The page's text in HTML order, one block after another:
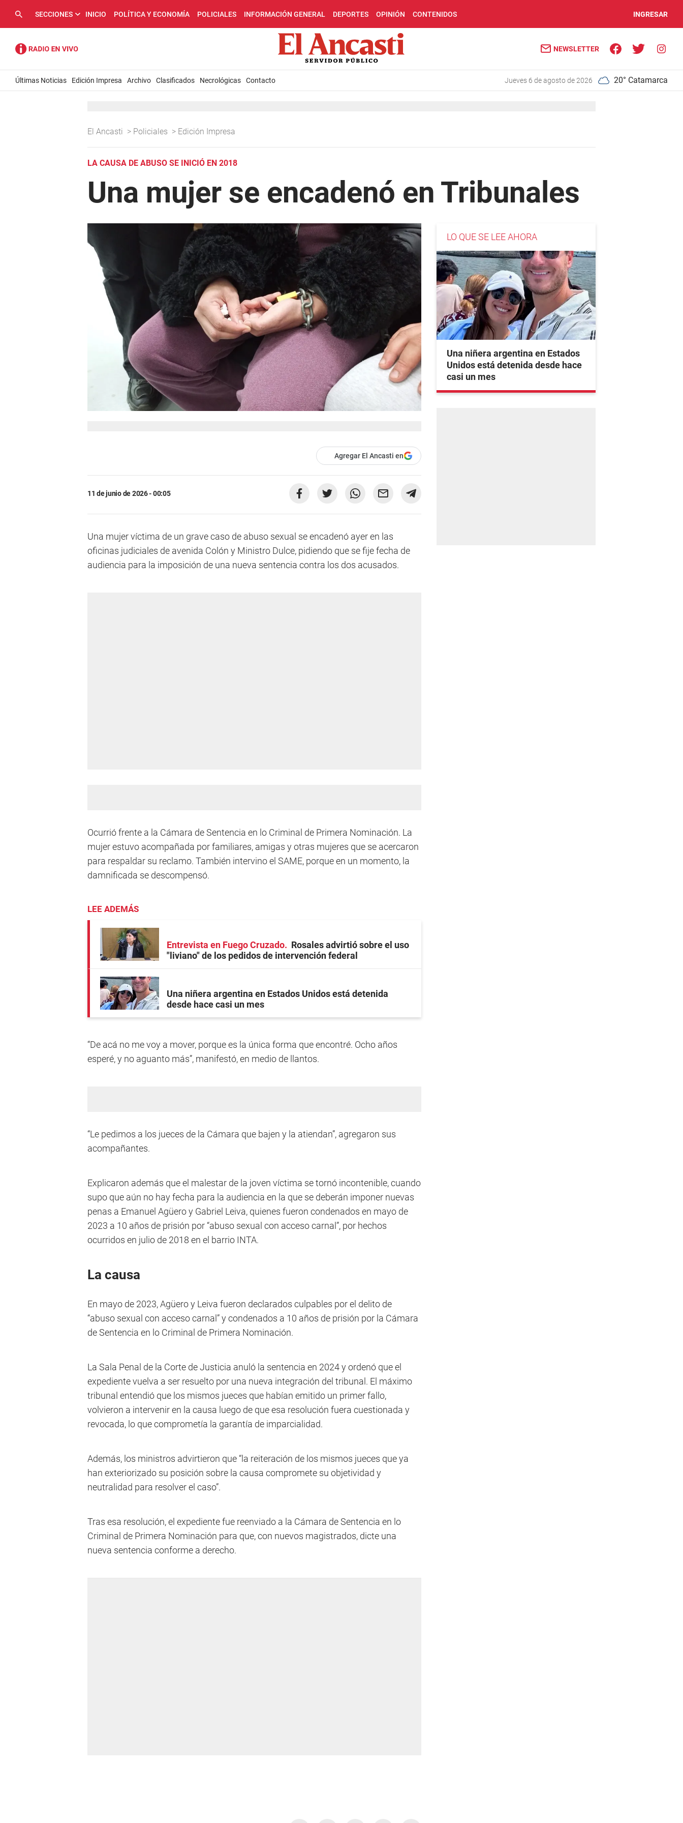
SECCIONES INICIO POLÍTICA Y ECONOMÍA POLICIALES INFORMACIÓN GENERAL DEPORTES OPINIÓN CONTENIDOS INGRESAR
NEWSLETTER
Últimas Noticias Edición Impresa Archivo Clasificados Necrológicas Contacto jueves 6 de agosto de 2026 20° Catamarca
El Ancasti > Policiales > Edición Impresa
LA CAUSA DE ABUSO SE INICIÓ EN 2018
Una mujer se encadenó en Tribunales
Agregar El Ancasti en
11 de junio de 2026 - 00:05
Una mujer víctima de un grave caso de abuso sexual se encadenó ayer en las
oficinas judiciales de avenida Colón y Ministro Dulce, pidiendo que se fije fecha de
audiencia para la imposición de una nueva sentencia contra los dos acusados.
Ocurrió frente a la Cámara de Sentencia en lo Criminal de Primera Nominación. La
mujer estuvo acompañada por familiares, amigas y otras mujeres que se acercaron
para respaldar su reclamo. También intervino el SAME, porque en un momento, la
damnificada se descompensó.
LEE ADEMÁS
Entrevista en Fuego Cruzado
Rosales advirtió sobre el uso
"liviano" de los pedidos de intervención federal
Una niñera argentina en Estados Unidos está detenida
desde hace casi un mes
“De acá no me voy a mover, porque es la única forma que encontré. Ocho años
esperé, y no aguanto más”, manifestó, en medio de llantos.
“Le pedimos a los jueces de la Cámara que bajen y la atiendan”, agregaron sus
acompañantes.
Explicaron además que el malestar de la joven víctima se tornó incontenible, cuando
supo que aún no hay fecha para la audiencia en la que se deberán imponer nuevas
penas a Emanuel Agüero y Gabriel Leiva, quienes fueron condenados en mayo de
2023 a 10 años de prisión por “abuso sexual con acceso carnal”, por hechos
ocurridos en julio de 2018 en el barrio INTA.
La causa
En mayo de 2023, Agüero y Leiva fueron declarados culpables por el delito de
“abuso sexual con acceso carnal” y condenados a 10 años de prisión por la Cámara
de Sentencia en lo Criminal de Primera Nominación.
La Sala Penal de la Corte de Justicia anuló la sentencia en 2024 y ordenó que el
expediente vuelva a ser resuelto por una nueva integración del tribunal. El máximo
tribunal entendió que los mismos jueces que habían emitido un primer fallo,
volvieron a intervenir en la causa luego de que esa resolución fuera cuestionada y
revocada, lo que comprometía la garantía de imparcialidad.
Además, los ministros advirtieron que “la reiteración de los mismos jueces que ya
han exteriorizado su posición sobre la causa compromete su objetividad y
neutralidad para resolver el caso”.
Tras esa resolución, el expediente fue reenviado a la Cámara de Sentencia en lo
Criminal de Primera Nominación para que, con nuevos magistrados, dicte una
nueva sentencia conforme a derecho.
LO QUE SE LEE AHORA
Una niñera argentina en Estados
Unidos está detenida desde hace
casi un mes